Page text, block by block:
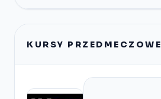
KURSY PRZEDMECZOWE